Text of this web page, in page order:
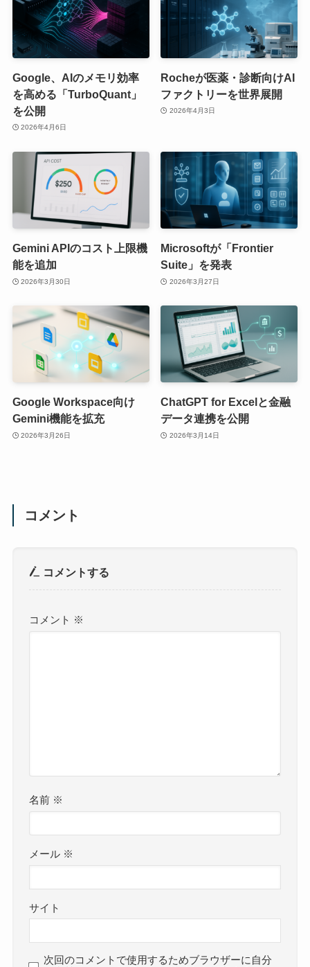
Google、AIのメモリ効率
を高める「TurboQuant」
を公開
2026年4月6日
Rocheが医薬・診断向けAI
ファクトリーを世界展開
2026年4月3日
Gemini APIのコスト上限機
能を追加
2026年3月30日
Microsoftが「Frontier
Suite」を発表
2026年3月27日
Google Workspace向け
Gemini機能を拡充
2026年3月26日
ChatGPT for Excelと金融
データ連携を公開
2026年3月14日
コメント
コメントする
コメント ※
名前 ※
メール ※
サイト
次回のコメントで使用するためブラウザーに自分